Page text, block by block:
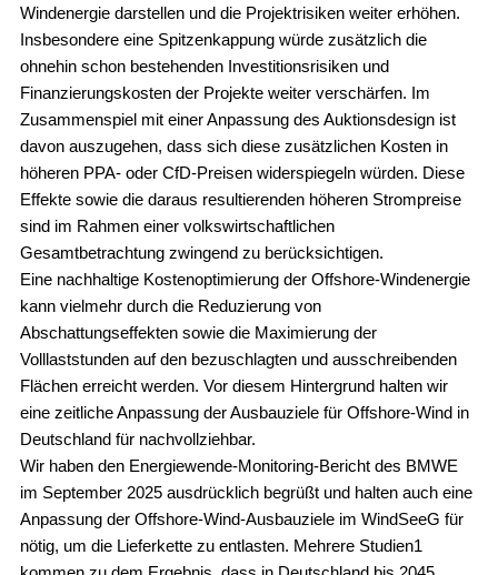
Windenergie darstellen und die Projektrisiken weiter erhöhen.
Insbesondere eine Spitzenkappung würde zusätzlich die
ohnehin schon bestehenden Investitionsrisiken und
Finanzierungskosten der Projekte weiter verschärfen. Im
Zusammenspiel mit einer Anpassung des Auktionsdesign ist
davon auszugehen, dass sich diese zusätzlichen Kosten in
höheren PPA- oder CfD-Preisen widerspiegeln würden. Diese
Effekte sowie die daraus resultierenden höheren Strompreise
sind im Rahmen einer volkswirtschaftlichen
Gesamtbetrachtung zwingend zu berücksichtigen.
Eine nachhaltige Kostenoptimierung der Offshore-Windenergie
kann vielmehr durch die Reduzierung von
Abschattungseffekten sowie die Maximierung der
Volllaststunden auf den bezuschlagten und ausschreibenden
Flächen erreicht werden. Vor diesem Hintergrund halten wir
eine zeitliche Anpassung der Ausbauziele für Offshore-Wind in
Deutschland für nachvollziehbar.
Wir haben den Energiewende-Monitoring-Bericht des BMWE
im September 2025 ausdrücklich begrüßt und halten auch eine
Anpassung der Offshore-Wind-Ausbauziele im WindSeeG für
nötig, um die Lieferkette zu entlasten. Mehrere Studien1